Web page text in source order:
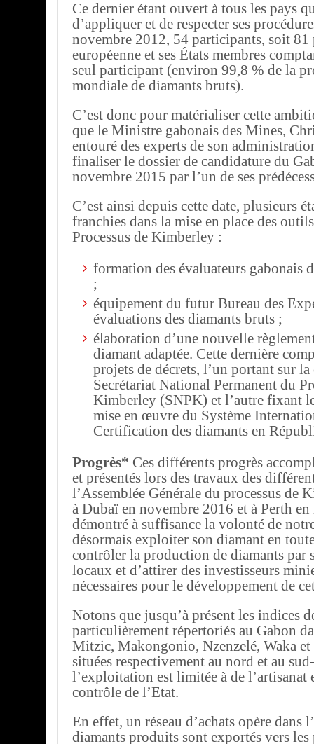
Ce dernier étant ouvert à tous les pays
d’appliquer et de respecter ses
novembre 2012, 54 participants, soit 81
européenne et ses États membres
seul participant (environ 99,8 % de la
mondiale de diamants bruts).
C’est donc pour matérialiser cette
que le Ministre gabonais des Mines,
entouré des experts de son
finaliser le dossier de candidature du
novembre 2015 par l’un de ses
C’est ainsi depuis cette date, plusieurs
franchies dans la mise en place des
Processus de Kimberley :
formation des évaluateurs gabonais
;
équipement du futur Bureau des
évaluations des diamants bruts ;
élaboration d’une nouvelle
diamant adaptée. Cette dernière
projets de décrets, l’un portant sur
Secrétariat National Permanent du
Kimberley (SNPK) et l’autre fixant
mise en œuvre du Système
Certification des diamants en
Progrès* Ces différents progrès
et présentés lors des travaux des
l’Assemblée Générale du processus de
à Dubaï en novembre 2016 et à Perth
démontré à suffisance la volonté de
désormais exploiter son diamant en
contrôler la production de diamants par
locaux et d’attirer des investisseurs
nécessaires pour le développement de
Notons que jusqu’à présent les indices
particulièrement répertoriés au Gabon
Mitzic, Makongonio, Nzenzelé, Waka
situées respectivement au nord et au
l’exploitation est limitée à de l’artisanat
contrôle de l’Etat.
En effet, un réseau d’achats opère dans
diamants produits sont exportés vers